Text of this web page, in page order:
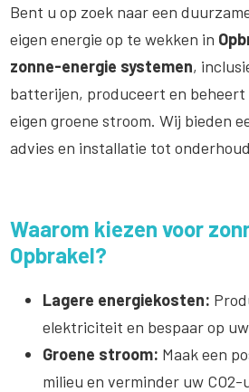
Bent u op zoek naar een
eigen energie op te wekken in
zonne-energie systemen,
batterijen, produceert en beheert
eigen groene stroom. Wij bieden
advies en installatie tot
Waarom kiezen voor
Opbrakel?
Lagere energiekosten:
elektriciteit en bespaar op
Groene stroom: Maak een
milieu en verminder uw